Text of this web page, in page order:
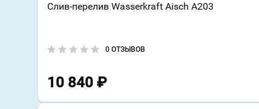
Слив-перелив Wasserkraft Aisch A203
0 ОТЗЫВОВ
10 840 ₽